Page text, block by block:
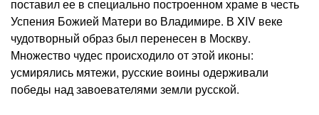
поставил ее в специально построенном храме в честь
Успения Божией Матери во Владимире. В XIV веке
чудотворный образ был перенесен в Москву.
Множество чудес происходило от этой иконы:
усмирялись мятежи, русские воины одерживали
победы над завоевателями земли русской.